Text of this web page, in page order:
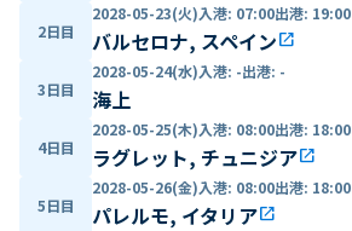
2日目
2028-05-23(火)入港: 07:00出港: 19:00
バルセロナ, スペインopen_in_new
3日目
2028-05-24(水)入港: -出港: -
海上
4日目
2028-05-25(木)入港: 08:00出港: 18:00
ラグレット, チュニジアopen_in_new
5日目
2028-05-26(金)入港: 08:00出港: 18:00
パレルモ, イタリアopen_in_new